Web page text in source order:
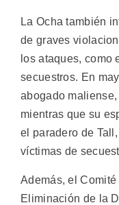
La Ocha también
de graves
los ataques, como
secuestros. En
abogado
mientras que su
el paradero de
víctimas de
Además, el
Eliminación de la